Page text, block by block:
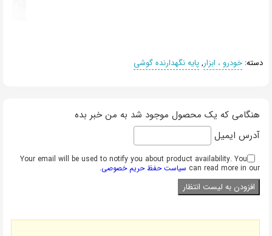
دسته: خودرو ، ابزار,پایه نگهدارنده گوشی
هنگامی که یک محصول موجود شد به من خبر بده
آدرس ایمیل
Your email will be used to notify you about product availability. You
can read more in our سیاست حفظ حریم خصوصی.